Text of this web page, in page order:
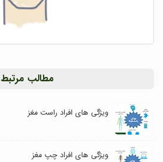
مطالب مرتبط
ویژگی های افراد راست مغز
ویژگی های افراد چپ مغز